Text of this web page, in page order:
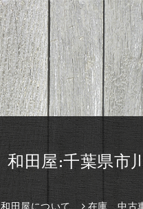
和田屋:千葉県市
和田屋について 在庫、中古